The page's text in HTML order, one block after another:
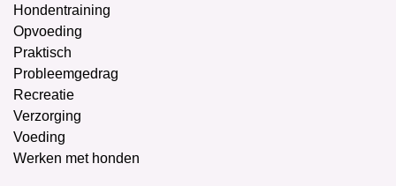
Hondentraining
Opvoeding
Praktisch
Probleemgedrag
Recreatie
Verzorging
Voeding
Werken met honden